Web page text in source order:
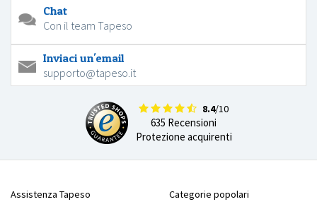
Chat
Con il team Tapeso
Inviaci un'email
supporto@tapeso.it
8.4/10
635 Recensioni
Protezione acquirenti
Assistenza Tapeso
Categorie popolari